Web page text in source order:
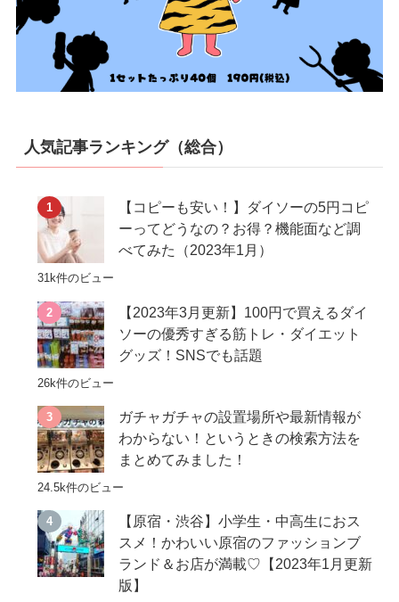
人気記事ランキング（総合）
【コピーも安い！】ダイソーの5円コピ
ーってどうなの？お得？機能面など調
べてみた（2023年1月）
31k件のビュー
【2023年3月更新】100円で買えるダイ
ソーの優秀すぎる筋トレ・ダイエット
グッズ！SNSでも話題
26k件のビュー
ガチャガチャの設置場所や最新情報が
わからない！というときの検索方法を
まとめてみました！
24.5k件のビュー
【原宿・渋谷】小学生・中高生におス
スメ！かわいい原宿のファッションブ
ランド＆お店が満載♡【2023年1月更新
版】